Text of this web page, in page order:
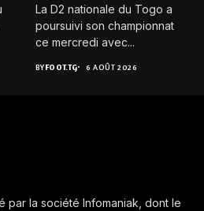
La D2 nationale du Togo a
poursuivi son championnat
ce mercredi avec...
BYFOOT.TG 6 AOÛT 2026
par la société Infomaniak, dont le